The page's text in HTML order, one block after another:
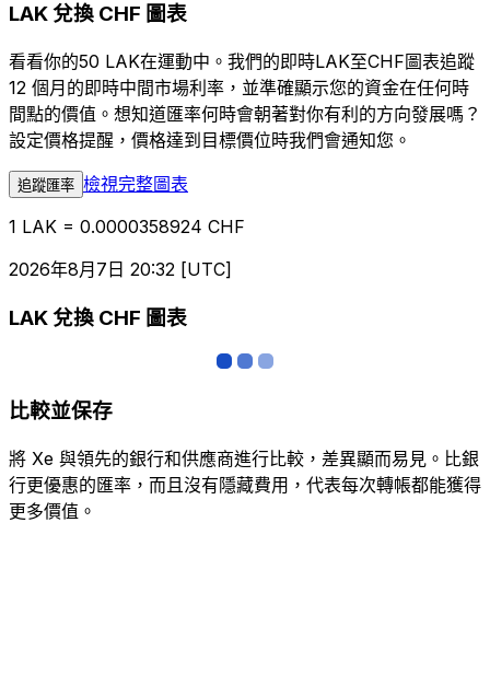
LAK 兌換 CHF 圖表
看看你的50 LAK在運動中。我們的即時LAK至CHF圖表追蹤
12 個月的即時中間市場利率，並準確顯示您的資金在任何時
間點的價值。想知道匯率何時會朝著對你有利的方向發展嗎？
設定價格提醒，價格達到目標價位時我們會通知您。
追蹤匯率 檢視完整圖表
1 LAK = 0.0000358924 CHF
2026年8月7日 20:32 [UTC]
LAK 兌換 CHF 圖表
比較並保存
將 Xe 與領先的銀行和供應商進行比較，差異顯而易見。比銀
行更優惠的匯率，而且沒有隱藏費用，代表每次轉帳都能獲得
更多價值。